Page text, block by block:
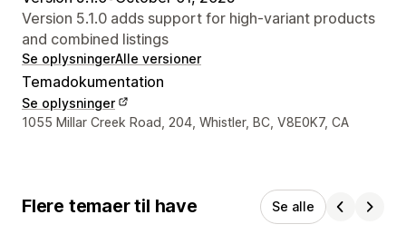
Version 5.1.0 adds support for high-variant products
and combined listings
Se oplysningerAlle versioner
Temadokumentation
Se oplysninger
Se kontaktoplysninger
1055 Millar Creek Road, 204, Whistler, BC, V8E0K7, CA
Flere temaer til have Se alle